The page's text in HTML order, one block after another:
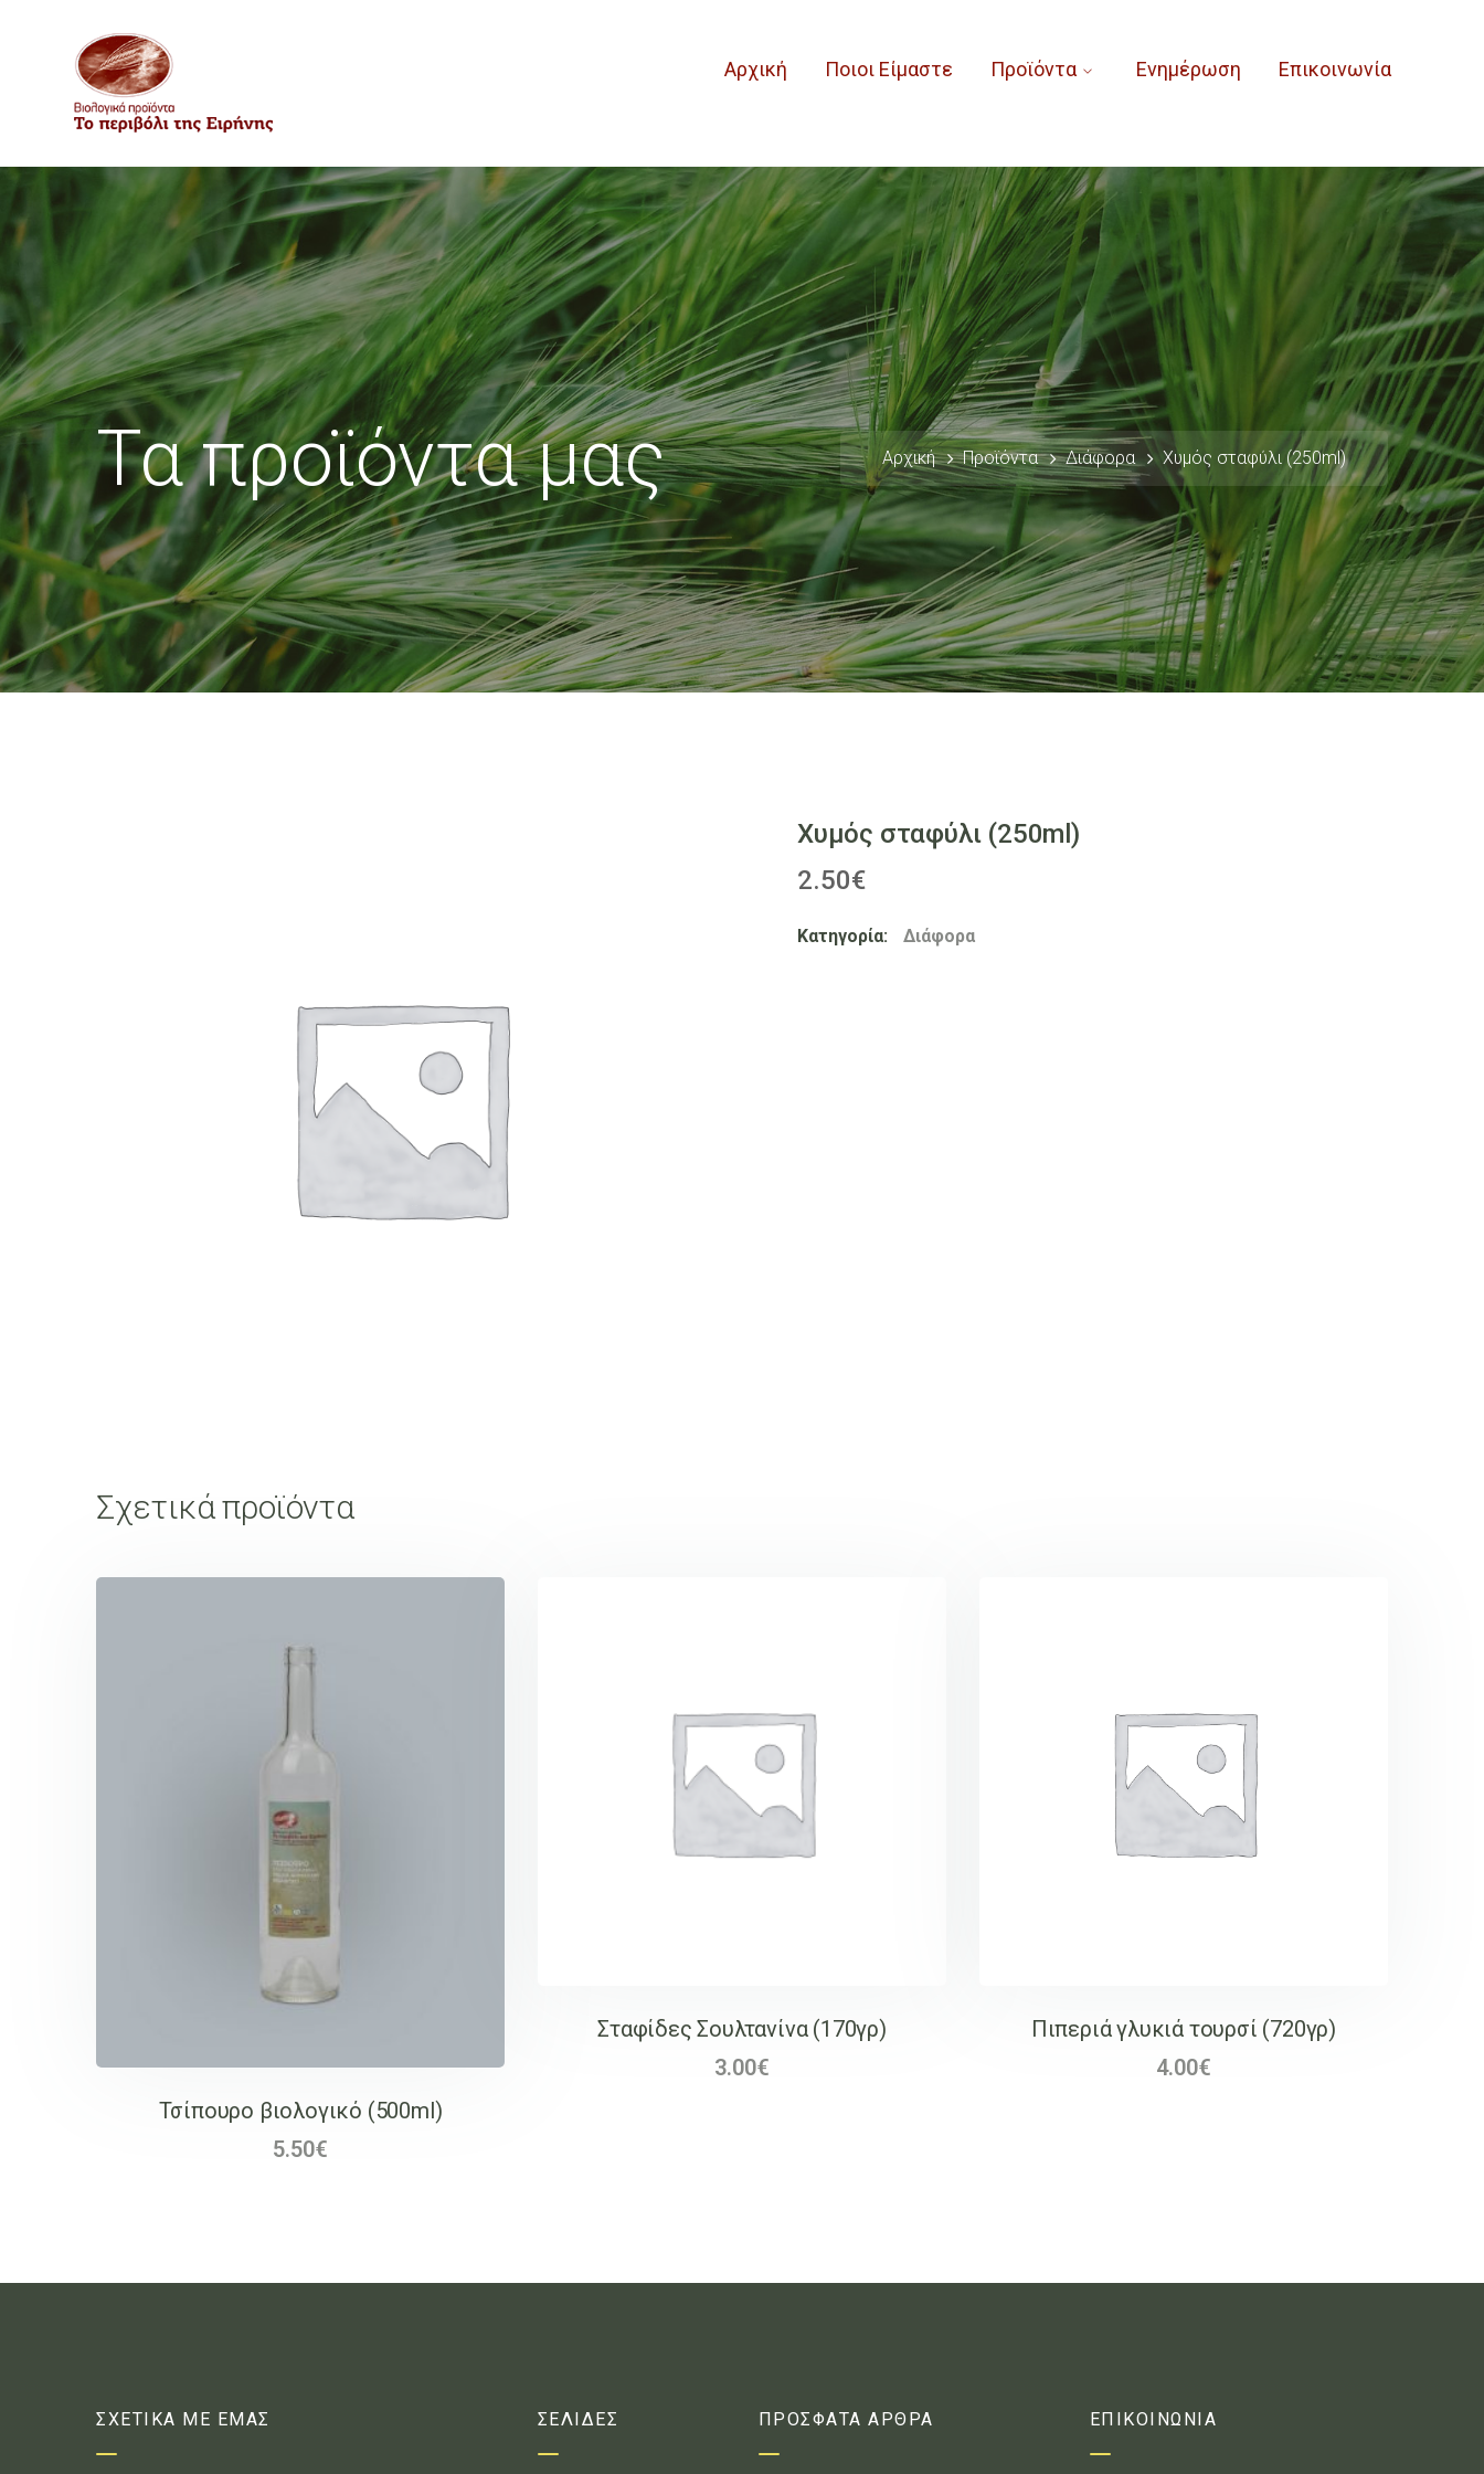
Αρχική Ποιοι Είμαστε Προϊόντα Ενημέρωση Επικοινωνία
Τα προϊόντα μας Αρχική Προϊόντα Διάφορα Χυμός σταφύλι (250ml)
Χυμός σταφύλι (250ml)
2.50€
Κατηγορία: Διάφορα
Σχετικά προϊόντα
Τσίπουρο βιολογικό (500ml)
5.50€
Σταφίδες Σουλτανίνα (170γρ)
3.00€
Πιπεριά γλυκιά τουρσί (720γρ)
4.00€
ΣΧΕΤΙΚΑ ΜΕ ΕΜΑΣ ΣΕΛΙΔΕΣ ΠΡΟΣΦΑΤΑ ΑΡΘΡΑ ΕΠΙΚΟΙΝΩΝΙΑ